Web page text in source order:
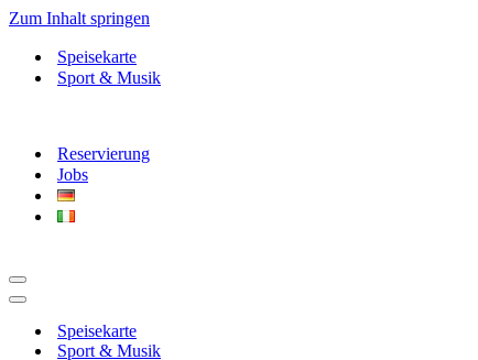
Zum Inhalt springen
Speisekarte
Sport & Musik
Reservierung
Jobs
Navigationsmenü
Navigationsmenü
Speisekarte
Sport & Musik